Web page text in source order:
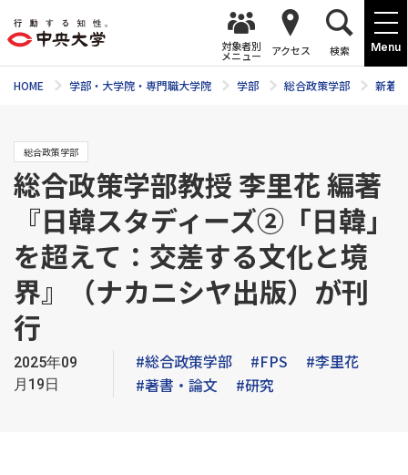
Menu
対象者別
メニュー アクセス 検索
HOME 学部・大学院・専門職大学院 学部 総合政策学部 新着
総合政策学部
総合政策学部教授 李里花 編著
『日韓スタディーズ②「日韓」
を超えて：交差する文化と境
界』（ナカニシヤ出版）が刊
行
2025年09
月19日
#総合政策学部 #FPS
#李里花
#著書・論文
#研究